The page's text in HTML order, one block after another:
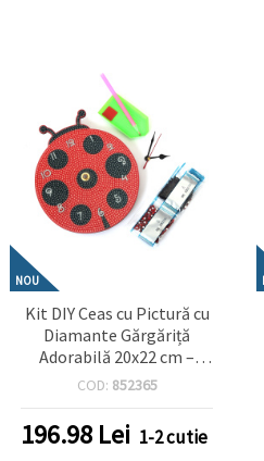
NOU
Kit DIY Ceas cu Pictură cu
Diamante Gărgăriță
Adorabilă 20x22 cm –
Ideal pentru decor creativ
inspirate de natură
DZBCX17361
COD: 852365
196.98 Lei 1-2 cutie